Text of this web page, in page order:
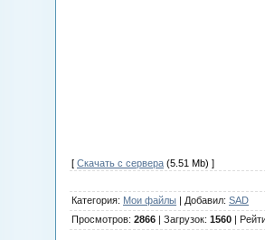
[ Скачать с сервера(5.51 Mb) ]
Категория: Мои файлы| Добавил: SAD
Просмотров: 2866| Загрузок: 1560|